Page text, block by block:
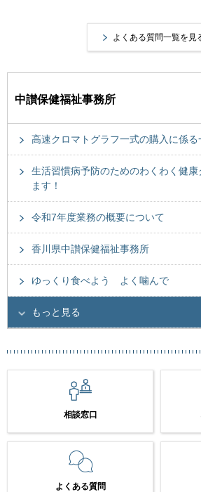
よくある質問一覧を見
中讃保健福祉事務所
高速クロマトグラフ一式の購入に係
生活習慣病予防のためのわくわく健
ます！
令和7年度業務の概要について
香川県中讃保健福祉事務所
ゆっくり食べよう よく噛んで
もっと見る
相談窓口
よくある質問